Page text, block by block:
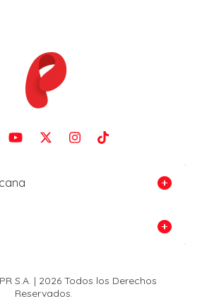
S.A. | 2026 Todos los Derechos
Reservados.